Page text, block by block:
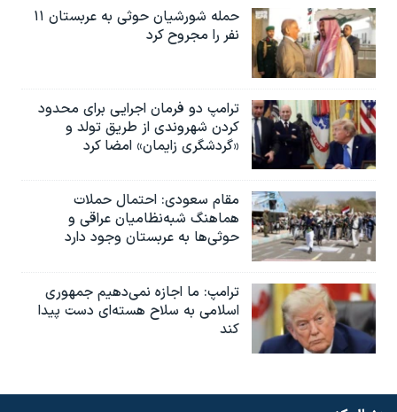
حمله شورشیان حوثی به عربستان ۱۱
نفر را مجروح کرد
ترامپ دو فرمان اجرایی برای محدود
کردن شهروندی از طریق تولد و
«گردشگری زایمان» امضا کرد
مقام سعودی: احتمال حملات
هماهنگ شبه‌نظامیان عراقی و
حوثی‌ها به عربستان وجود دارد
ترامپ: ما اجازه نمی‌دهیم جمهوری
اسلامی به سلاح هسته‌ای دست پیدا
کند